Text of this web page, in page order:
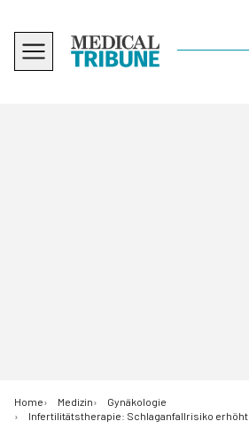
Home Medizin
Gynäkologie
Infertilitätstherapie: Schlaganfallrisiko erhöht